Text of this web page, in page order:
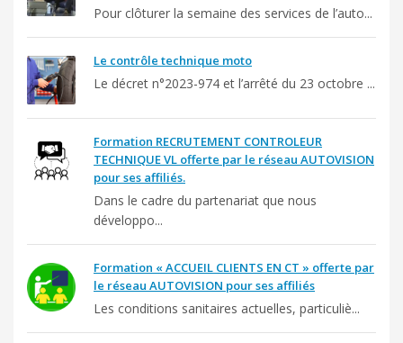
Pour clôturer la semaine des services de l’auto...
Le contrôle technique moto
Le décret n°2023-974 et l’arrêté du 23 octobre ...
Formation RECRUTEMENT CONTROLEUR
TECHNIQUE VL offerte par le réseau AUTOVISION
pour ses affiliés.
Dans le cadre du partenariat que nous
développo...
Formation « ACCUEIL CLIENTS EN CT » offerte par
le réseau AUTOVISION pour ses affiliés
Les conditions sanitaires actuelles, particuliè...